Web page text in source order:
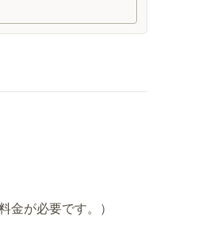
金が必要です。）